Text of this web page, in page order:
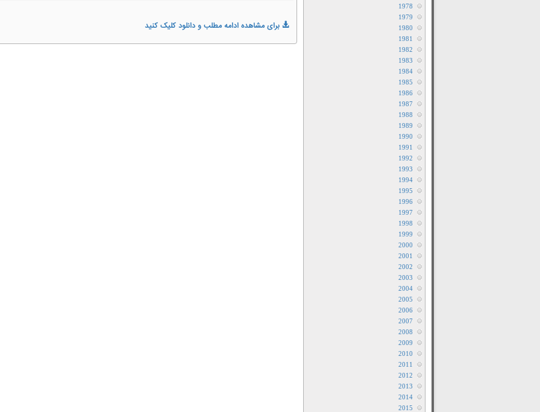
برای مشاهده ادامه مطلب و دانلود کلیک کنید
1978
1979
1980
1981
1982
1983
1984
1985
1986
1987
1988
1989
1990
1991
1992
1993
1994
1995
1996
1997
1998
1999
2000
2001
2002
2003
2004
2005
2006
2007
2008
2009
2010
2011
2012
2013
2014
2015